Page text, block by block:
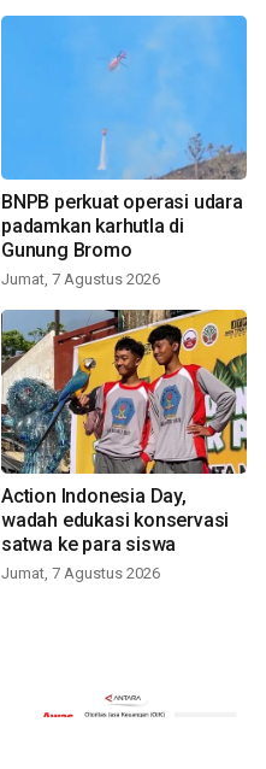
BNPB perkuat operasi udara
padamkan karhutla di
Gunung Bromo
Jumat, 7 Agustus 2026
Action Indonesia Day,
wadah edukasi konservasi
satwa ke para siswa
Jumat, 7 Agustus 2026